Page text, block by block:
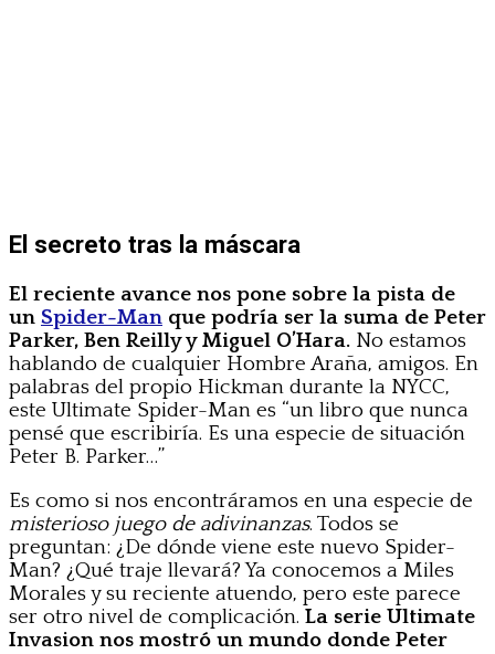
El secreto tras la máscara
El reciente avance nos pone sobre la pista de
un Spider-Man que podría ser la suma de Peter
Parker, Ben Reilly y Miguel O’Hara. No estamos
hablando de cualquier Hombre Araña, amigos. En
palabras del propio Hickman durante la NYCC,
este Ultimate Spider-Man es “un libro que nunca
pensé que escribiría. Es una especie de situación
Peter B. Parker…”
Es como si nos encontráramos en una especie de
misterioso juego de adivinanzas. Todos se
preguntan: ¿De dónde viene este nuevo Spider-
Man? ¿Qué traje llevará? Ya conocemos a Miles
Morales y su reciente atuendo, pero este parece
ser otro nivel de complicación. La serie Ultimate
Invasion nos mostró un mundo donde Peter